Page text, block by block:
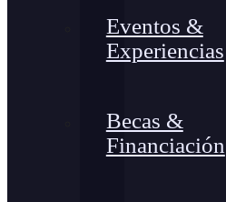
Eventos &
Experiencias
Becas &
Financiación